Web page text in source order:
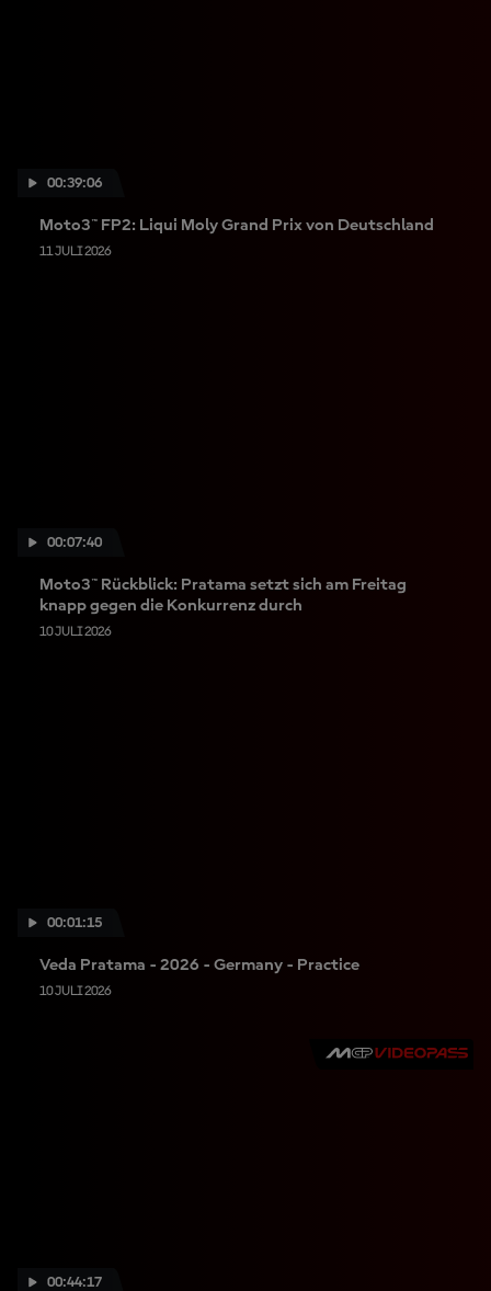
00:39:06
Moto3™ FP2: Liqui Moly Grand Prix von Deutschland
11 JULI 2026
00:07:40
Moto3™ Rückblick: Pratama setzt sich am Freitag
knapp gegen die Konkurrenz durch
10 JULI 2026
00:01:15
Veda Pratama - 2026 - Germany - Practice
10 JULI 2026
00:44:17